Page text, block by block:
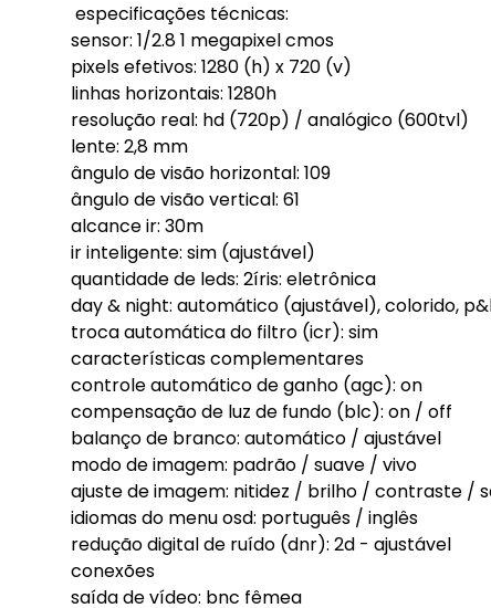
especificações técnicas:
sensor: 1/2.8 1 megapixel cmos
pixels efetivos: 1280 (h) x 720 (v)
linhas horizontais: 1280h
resolução real: hd (720p) / analógico (600tvl)
lente: 2,8 mm
ângulo de visão horizontal: 109
ângulo de visão vertical: 61
alcance ir: 30m
ir inteligente: sim (ajustável)
quantidade de leds: 2íris: eletrônica
day & night: automático (ajustável), colorido,
troca automática do filtro (icr): sim
características complementares
controle automático de ganho (agc): on
compensação de luz de fundo (blc): on / off
balanço de branco: automático / ajustável
modo de imagem: padrão / suave / vivo
ajuste de imagem: nitidez / brilho / contraste /
idiomas do menu osd: português / inglês
redução digital de ruído (dnr): 2d - ajustável
conexões
saída de vídeo: bnc fêmea